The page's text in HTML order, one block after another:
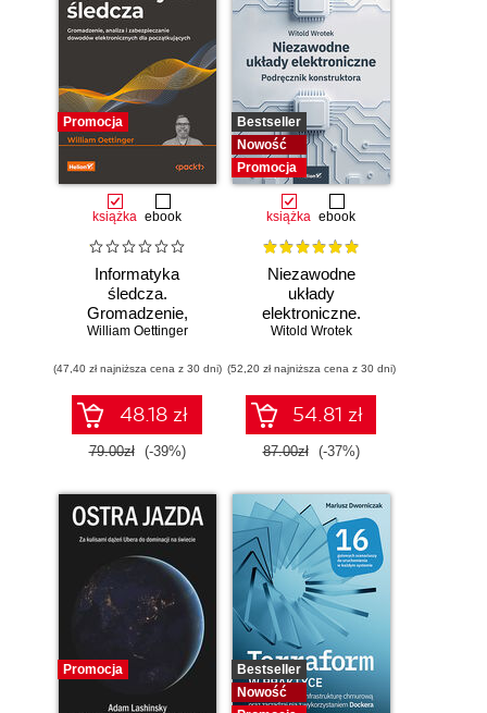
Promocja
książka ebook
Informatyka
śledcza.
Gromadzenie,
analiza i
dowodów
elektronicznych dla
początkujących.
Wydanie II
William Oettinger
(47,40 zł najniższa cena z 30 dni)
48.18 zł
79.00zł (-39%)
Bestseller
Nowość
Promocja
książka ebook
Niezawodne
układy
elektroniczne.
Podręcznik
Witold Wrotek
(52,20 zł najniższa cena z 30 dni)
54.81 zł
87.00zł (-37%)
Promocja
Bestseller
Nowość